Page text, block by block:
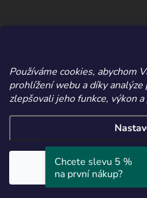
Používáme cookies, abychom
prohlížení webu a díky
zlepšovali jeho funkce, výkon
Vložením e-mailu souhlasíte s
Copyright 2026
cookies
Chcete slevu 5 %
na první nákup?